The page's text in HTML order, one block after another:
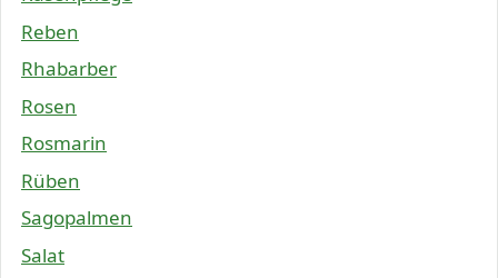
Reben
Rhabarber
Rosen
Rosmarin
Rüben
Sagopalmen
Salat